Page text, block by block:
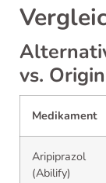
vs.
Medikament
Aripiprazol
(Abilify)